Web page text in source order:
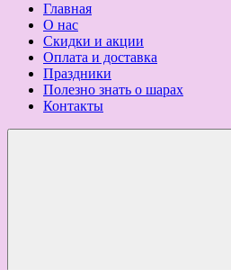
Главная
О нас
Скидки и акции
Оплата и доставка
Праздники
Полезно знать о шарах
Контакты